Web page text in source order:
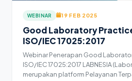
WEBINAR 19 FEB 2025
Good Laboratory
ISO/IEC 17025:2017
Webinar Penerapan Good
ISO/IEC 17025:2017 LABNESIA
merupakan platform Pelayanan